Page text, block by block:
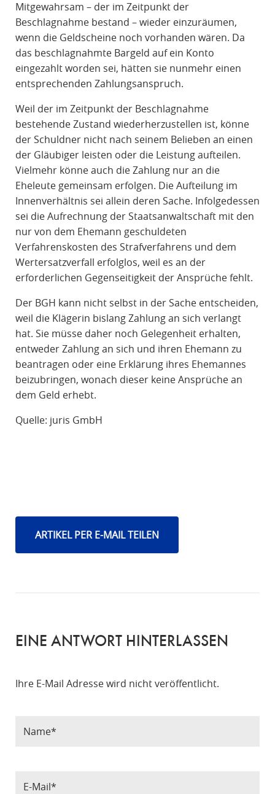
Mitgewahrsam – der im Zeitpunkt der
Beschlagnahme bestand – wieder einzuräumen,
wenn die Geldscheine noch vorhanden wären. Da
das beschlagnahmte Bargeld auf ein Konto
eingezahlt worden sei, hätten sie nunmehr einen
entsprechenden Zahlungsanspruch.
Weil der im Zeitpunkt der Beschlagnahme
bestehende Zustand wiederherzustellen ist, könne
der Schuldner nicht nach seinem Belieben an einen
der Gläubiger leisten oder die Leistung aufteilen.
Vielmehr könne auch die Zahlung nur an die
Eheleute gemeinsam erfolgen. Die Aufteilung im
Innenverhältnis sei allein deren Sache. Infolgedessen
sei die Aufrechnung der Staatsanwaltschaft mit den
nur von dem Ehemann geschuldeten
Verfahrenskosten des Strafverfahrens und dem
Wertersatzverfall erfolglos, weil es an der
erforderlichen Gegenseitigkeit der Ansprüche fehlt.
Der BGH kann nicht selbst in der Sache entscheiden,
weil die Klägerin bislang Zahlung an sich verlangt
hat. Sie müsse daher noch Gelegenheit erhalten,
entweder Zahlung an sich und ihren Ehemann zu
beantragen oder eine Erklärung ihres Ehemannes
beizubringen, wonach dieser keine Ansprüche an
dem Geld erhebt.
Quelle: juris GmbH
ARTIKEL PER E-MAIL TEILEN
EINE ANTWORT HINTERLASSEN
Ihre E-Mail Adresse wird nicht veröffentlicht.